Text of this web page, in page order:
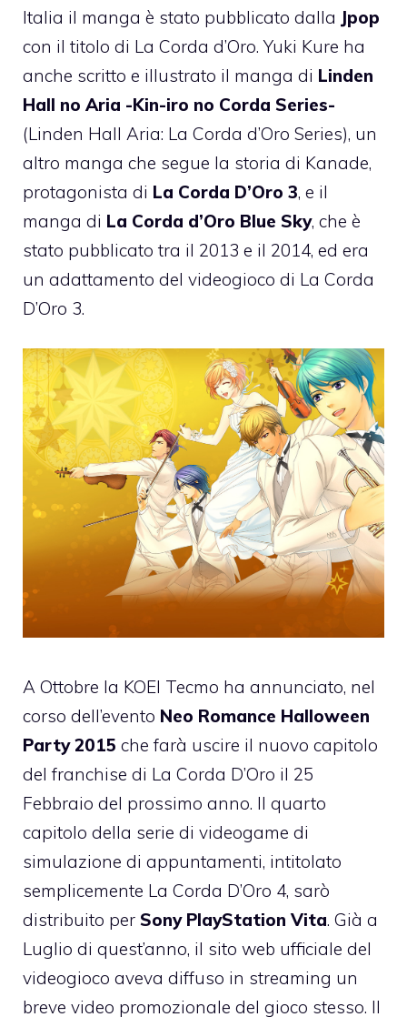
Italia il manga è stato pubblicato dalla Jpop
con il titolo di La Corda d’Oro. Yuki Kure ha
anche scritto e illustrato il manga di Linden
Hall no Aria -Kin-iro no Corda Series-
(Linden Hall Aria: La Corda d’Oro Series), un
altro manga che segue la storia di Kanade,
protagonista di La Corda D’Oro 3, e il
manga di La Corda d’Oro Blue Sky, che è
stato pubblicato tra il 2013 e il 2014, ed era
un adattamento del videogioco di La Corda
D’Oro 3.
A Ottobre la KOEI Tecmo ha annunciato, nel
corso dell’evento Neo Romance Halloween
Party 2015 che farà uscire il nuovo capitolo
del franchise di La Corda D’Oro il 25
Febbraio del prossimo anno. Il quarto
capitolo della serie di videogame di
simulazione di appuntamenti, intitolato
semplicemente La Corda D’Oro 4, sarò
distribuito per Sony PlayStation Vita. Già a
Luglio di quest’anno, il sito web ufficiale del
videogioco aveva diffuso in streaming un
breve video promozionale del gioco stesso. Il